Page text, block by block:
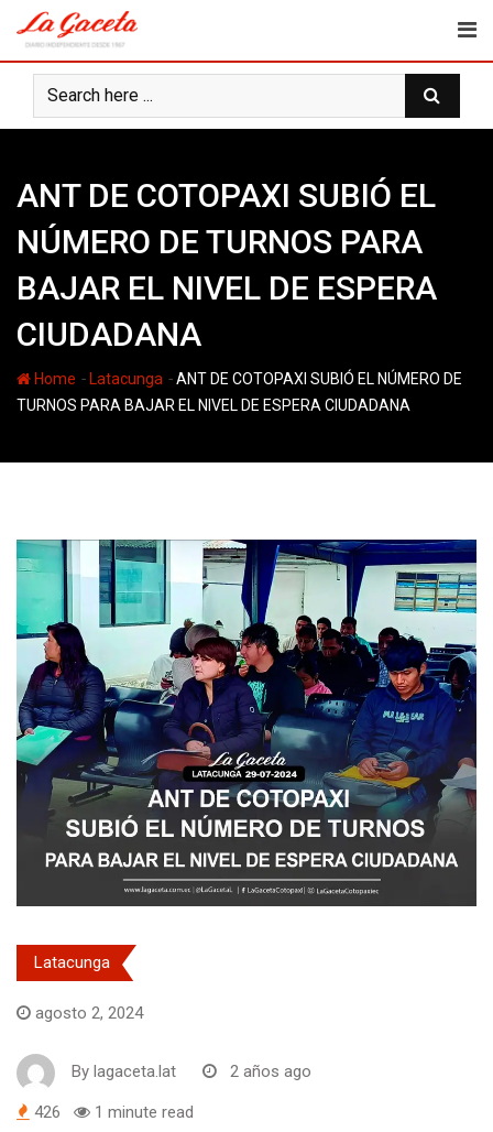
content
ANT DE COTOPAXI SUBIÓ EL
NÚMERO DE TURNOS PARA
BAJAR EL NIVEL DE ESPERA
CIUDADANA
Home - Latacunga -ANT DE COTOPAXI SUBIÓ EL NÚMERO DE
TURNOS PARA BAJAR EL NIVEL DE ESPERA CIUDADANA
Latacunga
agosto 2, 2024
By lagaceta.lat 2 años ago
426 1 minute read